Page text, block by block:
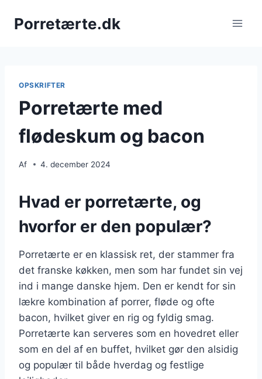
Porretærte.dk
OPSKRIFTER
Porretærte med
flødeskum og bacon
Af 4. december 2024
Hvad er porretærte, og
hvorfor er den populær?
Porretærte er en klassisk ret, der stammer fra
det franske køkken, men som har fundet sin vej
ind i mange danske hjem. Den er kendt for sin
lækre kombination af porrer, fløde og ofte
bacon, hvilket giver en rig og fyldig smag.
Porretærte kan serveres som en hovedret eller
som en del af en buffet, hvilket gør den alsidig
og populær til både hverdag og festlige